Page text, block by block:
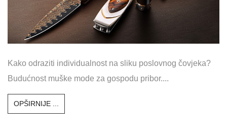
Kako odraziti individualnost na sliku poslovnog čovjeka?
Budućnost muške mode za gospodu pribor....
OPŠIRNIJE ...